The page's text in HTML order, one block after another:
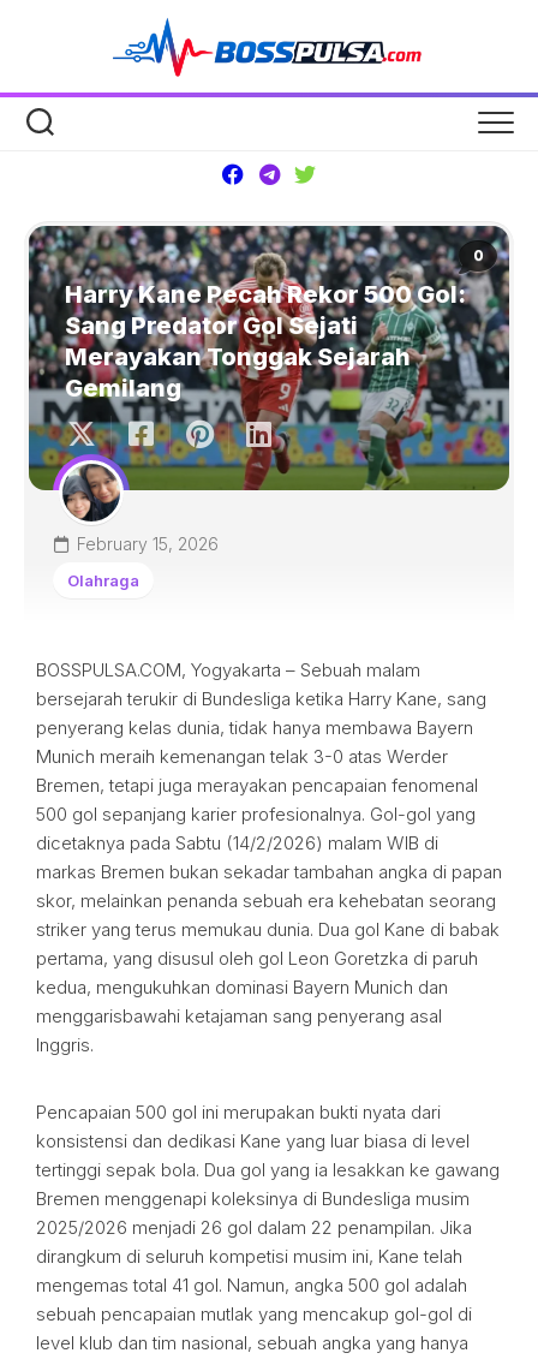
0
Harry Kane Pecah Rekor 500 Gol:
Sang Predator Gol Sejati
Merayakan Tonggak Sejarah
Gemilang
February 15, 2026
Olahraga
BOSSPULSA.COM, Yogyakarta – Sebuah malam
bersejarah terukir di Bundesliga ketika Harry Kane, sang
penyerang kelas dunia, tidak hanya membawa Bayern
Munich meraih kemenangan telak 3-0 atas Werder
Bremen, tetapi juga merayakan pencapaian fenomenal
500 gol sepanjang karier profesionalnya. Gol-gol yang
dicetaknya pada Sabtu (14/2/2026) malam WIB di
markas Bremen bukan sekadar tambahan angka di papan
skor, melainkan penanda sebuah era kehebatan seorang
striker yang terus memukau dunia. Dua gol Kane di babak
pertama, yang disusul oleh gol Leon Goretzka di paruh
kedua, mengukuhkan dominasi Bayern Munich dan
menggarisbawahi ketajaman sang penyerang asal
Inggris.
Pencapaian 500 gol ini merupakan bukti nyata dari
konsistensi dan dedikasi Kane yang luar biasa di level
tertinggi sepak bola. Dua gol yang ia lesakkan ke gawang
Bremen menggenapi koleksinya di Bundesliga musim
2025/2026 menjadi 26 gol dalam 22 penampilan. Jika
dirangkum di seluruh kompetisi musim ini, Kane telah
mengemas total 41 gol. Namun, angka 500 gol adalah
sebuah pencapaian mutlak yang mencakup gol-gol di
level klub dan tim nasional, sebuah angka yang hanya